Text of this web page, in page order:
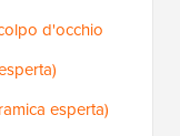
d'occhio
esperta)